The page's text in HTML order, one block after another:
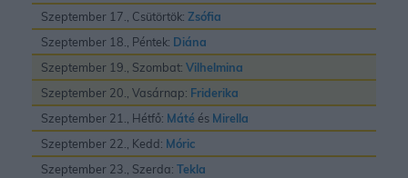
Szeptember 17., Csütörtök: Zsófia
Szeptember 18., Péntek: Diána
Szeptember 19., Szombat: Vilhelmina
Szeptember 20., Vasárnap: Friderika
Szeptember 21., Hétfő: Máté és Mirella
Szeptember 22., Kedd: Móric
Szeptember 23., Szerda: Tekla